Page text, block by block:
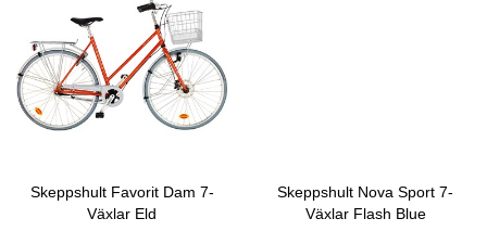
Skeppshult Favorit Dam 7-
Växlar Eld
Skeppshult Nova Sport 7-
Växlar Flash Blue